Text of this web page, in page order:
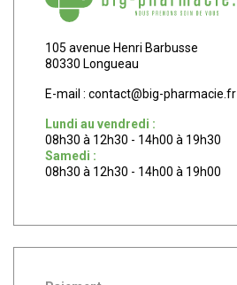
105 avenue Henri Barbusse
80330 Longueau
E-mail : contact@big-pharmacie.fr
Lundi au vendredi :
08h30 à 12h30 - 14h00 à 19h30
Samedi :
08h30 à 12h30 - 14h00 à 19h00